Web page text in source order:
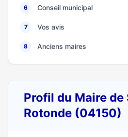
6 Conseil municipal
7 Vos avis
8 Anciens maires
Profil du Maire
Rotonde (04150)